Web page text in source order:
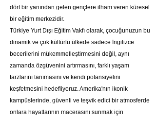
dört bir yanından gelen gençlere ilham veren küresel
bir eğitim merkezidir.
Türkiye Yurt Dışı Eğitim Vakfı olarak, çocuğunuzun bu
dinamik ve çok kültürlü ülkede sadece İngilizce
becerilerini mükemmelleştirmesini değil, aynı
zamanda özgüvenini artırmasını, farklı yaşam
tarzlarını tanımasını ve kendi potansiyelini
keşfetmesini hedefliyoruz. Amerika'nın ikonik
kampüslerinde, güvenli ve teşvik edici bir atmosferde
onlara hayatlarının macerasını sunmak için